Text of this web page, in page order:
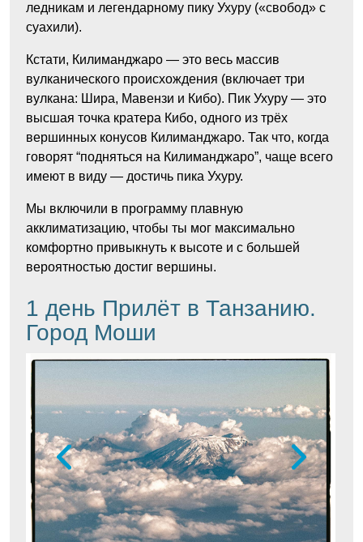
ледникам и легендарному пику Ухуру («свобод» с
суахили).
Кстати, Килиманджаро — это весь массив
вулканического происхождения (включает три
вулкана: Шира, Мавензи и Кибо). Пик Ухуру — это
высшая точка кратера Кибо, одного из трёх
вершинных конусов Килиманджаро. Так что, когда
говорят “подняться на Килиманджаро”, чаще всего
имеют в виду — достичь пика Ухуру.
Мы включили в программу плавную
акклиматизацию, чтобы ты мог максимально
комфортно привыкнуть к высоте и с большей
вероятностью достиг вершины.
1 день Прилёт в Танзанию.
Город Моши